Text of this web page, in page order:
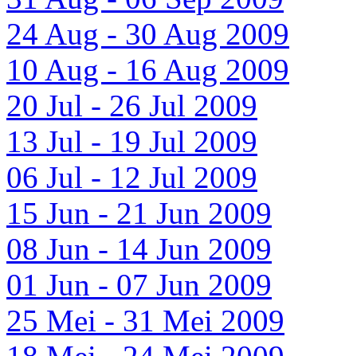
24 Aug - 30 Aug 2009
10 Aug - 16 Aug 2009
20 Jul - 26 Jul 2009
13 Jul - 19 Jul 2009
06 Jul - 12 Jul 2009
15 Jun - 21 Jun 2009
08 Jun - 14 Jun 2009
01 Jun - 07 Jun 2009
25 Mei - 31 Mei 2009